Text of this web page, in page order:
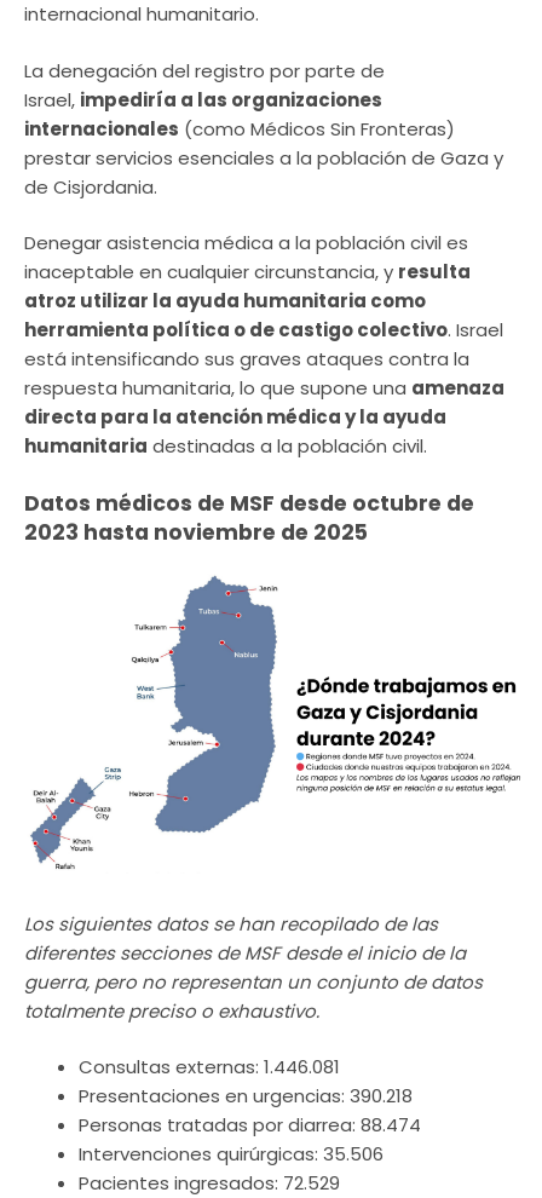
internacional humanitario.
La denegación del registro por parte de
Israel, impediría a las organizaciones
internacionales (como Médicos Sin Fronteras)
prestar servicios esenciales a la población de Gaza y
de Cisjordania.
Denegar asistencia médica a la población civil es
inaceptable en cualquier circunstancia, y resulta
atroz utilizar la ayuda humanitaria como
herramienta política o de castigo colectivo. Israel
está intensificando sus graves ataques contra la
respuesta humanitaria, lo que supone una amenaza
directa para la atención médica y la ayuda
humanitaria destinadas a la población civil.
Datos médicos de MSF desde octubre de
2023 hasta noviembre de 2025
Los siguientes datos se han recopilado de las
diferentes secciones de MSF desde el inicio de la
guerra, pero no representan un conjunto de datos
totalmente preciso o exhaustivo.
Consultas externas: 1.446.081
Presentaciones en urgencias: 390.218
Personas tratadas por diarrea: 88.474
Intervenciones quirúrgicas: 35.506
Pacientes ingresados: 72.529